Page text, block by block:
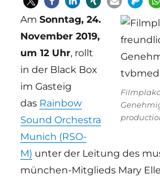
AmSonntag, 24.
November 2019,
um 12 Uhr, rollt
in der Black Box
im Gasteig
das Rainbow
Sound Orchestra
Munich (RSO-
M) unter der Leitung des
münchen-Mitglieds Mary